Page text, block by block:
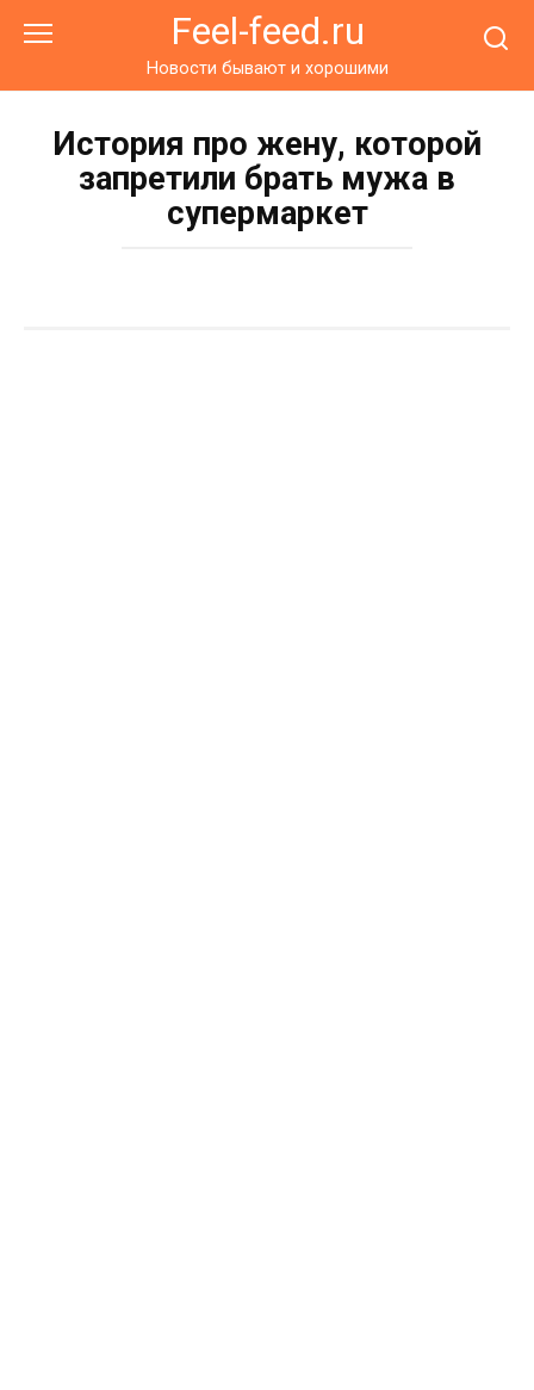
Feel-feed.ru
Новости бывают и хорошими
История про жену, которой
запретили брать мужа в
супермаркет